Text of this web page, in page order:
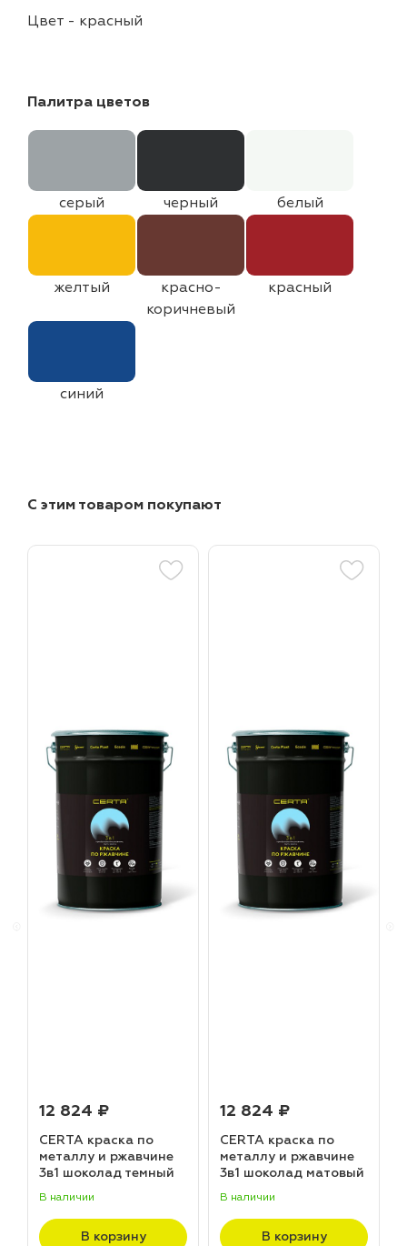
Цвет - красный
Палитра цветов
серый черный белый
желтый
красно-
коричневый
красный
синий
С этим товаром покупают
12 824 ₽
CERTA краска по
металлу и ржавчине
3в1 шоколад темный
(20,0кг)
В наличии
В корзину
12 824 ₽
CERTA краска по
металлу и ржавчине
3в1 шоколад матовый
В наличии
В корзину